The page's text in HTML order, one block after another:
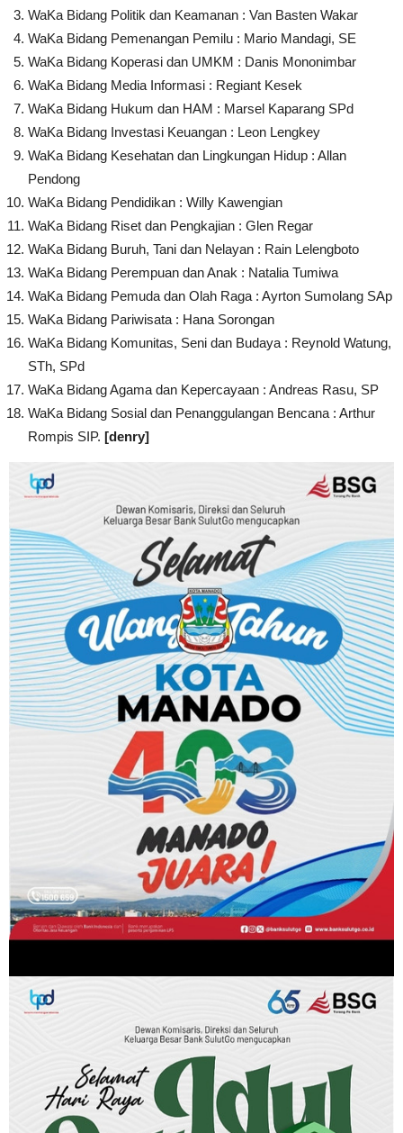
WaKa Bidang Politik dan Keamanan : Van Basten Wakar
WaKa Bidang Pemenangan Pemilu : Mario Mandagi, SE
WaKa Bidang Koperasi dan UMKM : Danis Mononimbar
WaKa Bidang Media Informasi : Regiant Kesek
WaKa Bidang Hukum dan HAM : Marsel Kaparang SPd
WaKa Bidang Investasi Keuangan : Leon Lengkey
WaKa Bidang Kesehatan dan Lingkungan Hidup : Allan
Pendong
WaKa Bidang Pendidikan : Willy Kawengian
WaKa Bidang Riset dan Pengkajian : Glen Regar
WaKa Bidang Buruh, Tani dan Nelayan : Rain Lelengboto
WaKa Bidang Perempuan dan Anak : Natalia Tumiwa
WaKa Bidang Pemuda dan Olah Raga : Ayrton Sumolang SAp
WaKa Bidang Pariwisata : Hana Sorongan
WaKa Bidang Komunitas, Seni dan Budaya : Reynold Watung,
STh, SPd
WaKa Bidang Agama dan Kepercayaan : Andreas Rasu, SP
WaKa Bidang Sosial dan Penanggulangan Bencana : Arthur
Rompis SIP. [denry]